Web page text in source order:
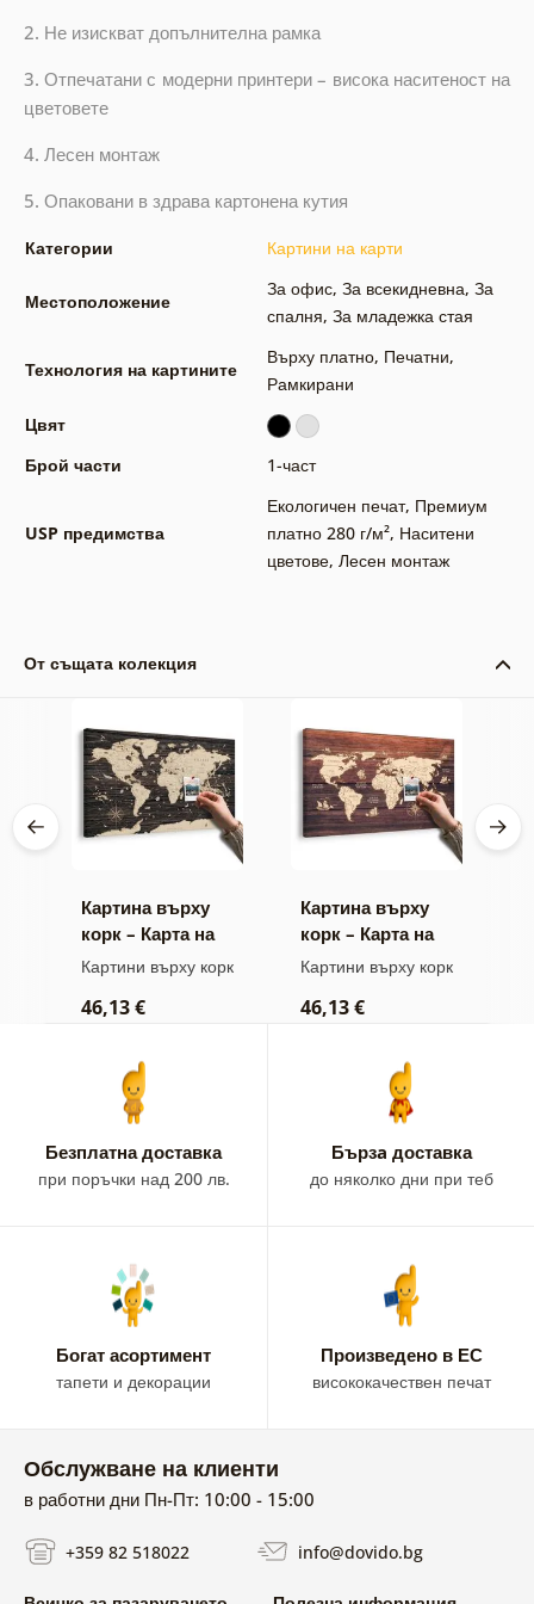
2. Не изискват допълнителна рамка
3. Отпечатани с модерни принтери – висока наситеност на
цветовете
4. Лесен монтаж
5. Опаковани в здрава картонена кутия
Категории Картини на карти
Местоположение
За офис, За всекидневна, За
спалня, За младежка стая
Технология на картините
Върху платно, Печатни,
Рамкирани
Цвят
Брой части
1-част
USP предимства
Екологичен печат, Премиум
платно 280 г/м², Наситени
цветове, Лесен монтаж
От същата колекция
Картина върху
корк – Карта на
дървено фон
Картини върху корк
46,13 €
Картина върху
корк – Карта на
дърво
Картини върху корк
46,13 €
Безплатна доставка
при поръчки над 200 лв.
Бързa доставка
до няколко дни при теб
Богат асортимент
тапети и декорации
Произведено в ЕС
висококачествен печат
Обслужване на клиенти
в работни дни Пн-Пт: 10:00 - 15:00
+359 82 518022 info@dovido.bg